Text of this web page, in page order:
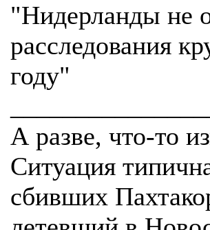
"Нидерланды не
расследования
году"
А разве, что-то
Ситуация
сбивших